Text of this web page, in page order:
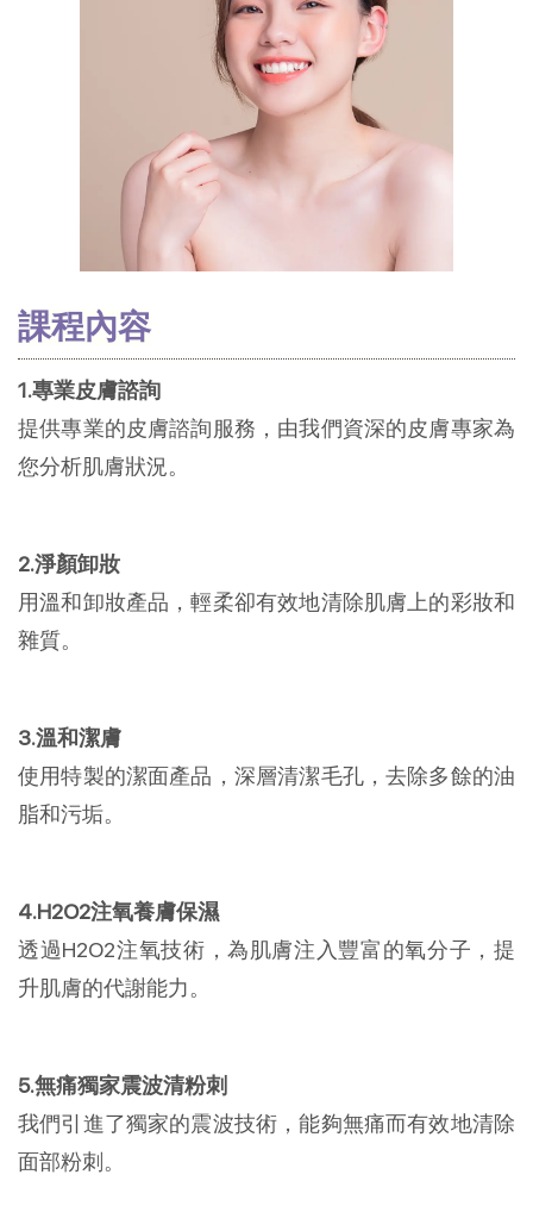
課程內容
1.專業皮膚諮詢
提供專業的皮膚諮詢服務，由我們資深的皮膚專家為
您分析肌膚狀況。
2.淨顏卸妝
用溫和卸妝產品，輕柔卻有效地清除肌膚上的彩妝和
雜質。
3.溫和潔膚
使用特製的潔面產品，深層清潔毛孔，去除多餘的油
脂和污垢。
4.H2O2注氧養膚保濕
透過H2O2注氧技術，為肌膚注入豐富的氧分子，提
升肌膚的代謝能力。
5.無痛獨家震波清粉刺
我們引進了獨家的震波技術，能夠無痛而有效地清除
面部粉刺。